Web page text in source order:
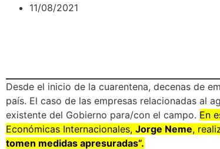
11/08/2021
Desde el inicio de la cuarentena, decenas de
país. El caso de las empresas relacionadas al
existente del Gobierno para/con el campo. En
Económicas Internacionales, Jorge Neme,
tomen medidas apresuradas”.